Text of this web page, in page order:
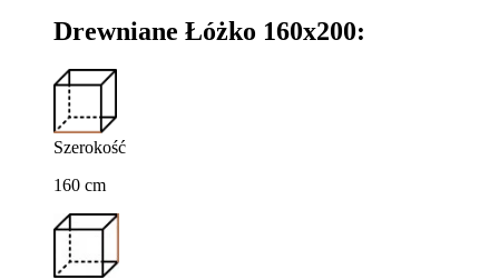
Drewniane Łóżko 160x200:
Szerokość
160 cm